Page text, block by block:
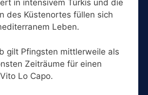
in intensivem Türkis und die
des Küstenortes füllen sich
Leben.
gilt Pfingsten mittlerweile als
Zeiträume für einen
Lo Capo.